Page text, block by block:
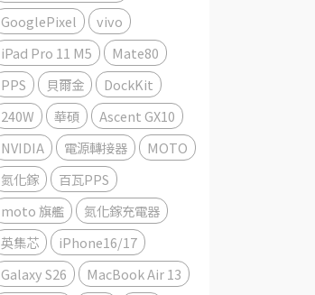
GooglePixel
vivo
iPad Pro 11 M5
Mate80
PPS
貝爾金
DockKit
240W
華碩
Ascent GX10
NVIDIA
電源轉接器
MOTO
氮化鎵
百瓦PPS
moto 旗艦
氮化鎵充電器
英集芯
iPhone16/17
Galaxy S26
MacBook Air 13